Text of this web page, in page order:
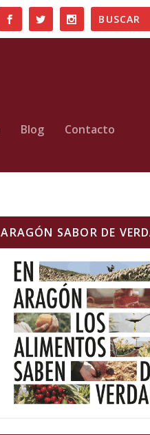
Blog Contacto
ARAGÓN SABOR DE